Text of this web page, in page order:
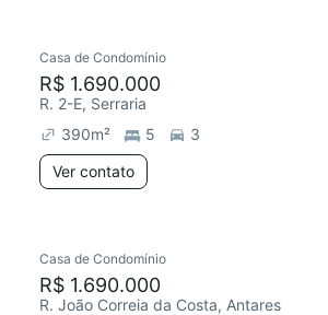
Casa de Condomínio
R$ 1.690.000
R. 2-E, Serraria
390m² 5
3
Ver contato
Casa de Condomínio
R$ 1.690.000
R. João Correia da Costa, Antares